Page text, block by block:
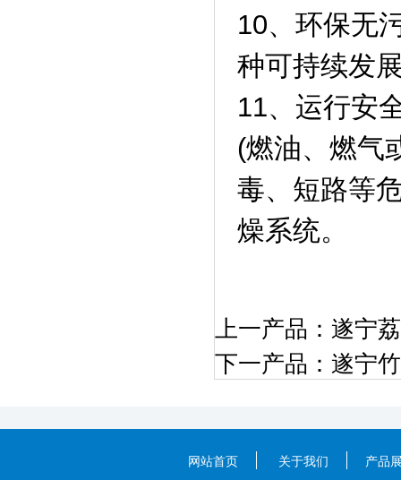
10、环保无
种可持续发
11、运行安
(燃油、燃气
毒、短路等
燥系统。
上一产品： 遂宁
下一产品： 遂宁
网站首页 关于我们 产品